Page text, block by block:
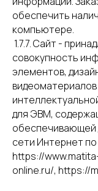
обеспечить
компьютере.
1.7.7. Сайт -
совокупность
элементов,
для ЭВМ,
обеспечивающей
сети Интернет
https://
online.ru/, https://